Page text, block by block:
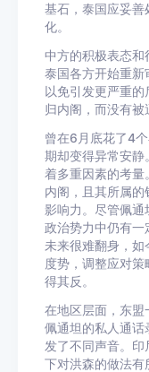
基石，泰国应妥善
化。
中方的积极表态和
泰国各方开始重新
以免引发更严重
归内阁，而没有被
曾在6月底花了4
期却变得异常安静
着多重因素的考量
内阁，且其所属
影响力。尽管佩通
政治势力中仍有一
未来很难翻身，
度势，调整应对
得其反。
在地区层面，东盟
佩通坦的私人通话
发了不同声音。
下对洪森的做法有